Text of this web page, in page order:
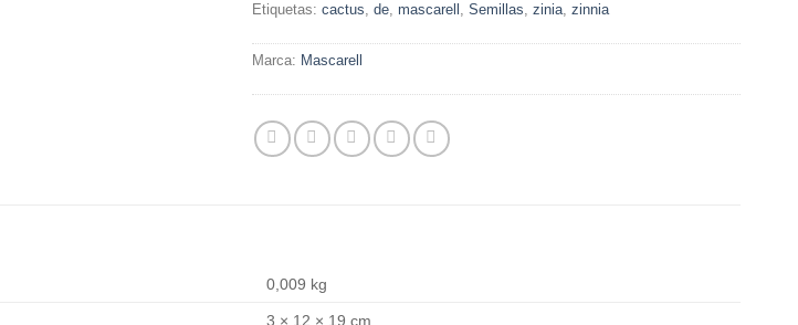
Etiquetas: cactus, de, mascarell , Semillas, zinia, zinnia
Marca: Mascarell
0,009 kg
3 × 12 × 19 cm